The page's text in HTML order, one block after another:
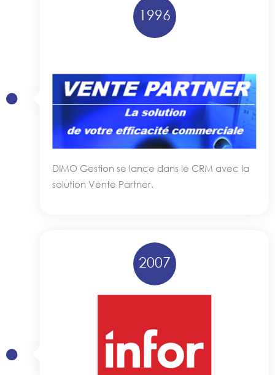
1996
DIMO Gestion se lance dans le CRM avec la
solution Vente Partner.
2007